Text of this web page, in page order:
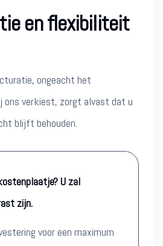
en flexibiliteit
ongeacht het
ons verkiest, zorgt alvast dat u
blijft behouden.
U zal
zijn.
voor een maximum